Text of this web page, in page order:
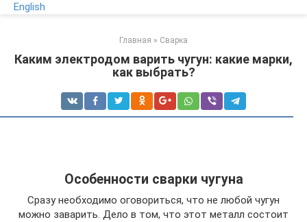
English
Главная » Сварка
Каким электродом варить чугун: какие марки,
как выбрать?
Особенности сварки чугуна
Сразу необходимо оговориться, что не любой чугун
можно заварить. Дело в том, что этот металл состоит